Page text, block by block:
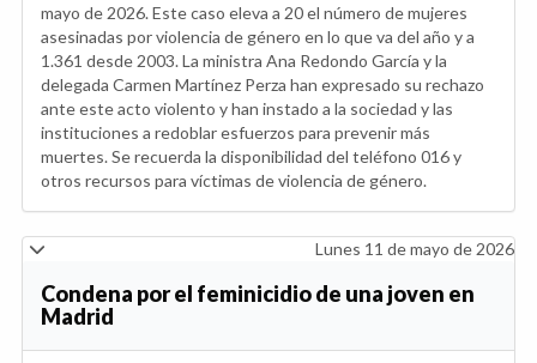
mayo de 2026. Este caso eleva a 20 el número de mujeres
asesinadas por violencia de género en lo que va del año y a
1.361 desde 2003. La ministra Ana Redondo García y la
delegada Carmen Martínez Perza han expresado su rechazo
ante este acto violento y han instado a la sociedad y las
instituciones a redoblar esfuerzos para prevenir más
muertes. Se recuerda la disponibilidad del teléfono 016 y
otros recursos para víctimas de violencia de género.
Lunes 11 de mayo de 2026
Condena por el feminicidio de una joven en
Madrid